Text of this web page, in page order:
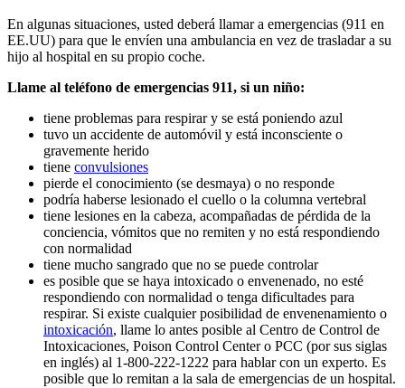
En algunas situaciones, usted deberá llamar a emergencias (911 en
EE.UU) para que le envíen una ambulancia en vez de trasladar a su
hijo al hospital en su propio coche.
Llame al teléfono de emergencias 911, si un niño:
tiene problemas para respirar y se está poniendo azul
tuvo un accidente de automóvil y está inconsciente o
gravemente herido
tiene convulsiones
pierde el conocimiento (se desmaya) o no responde
podría haberse lesionado el cuello o la columna vertebral
tiene lesiones en la cabeza, acompañadas de pérdida de la
conciencia, vómitos que no remiten y no está respondiendo
con normalidad
tiene mucho sangrado que no se puede controlar
es posible que se haya intoxicado o envenenado, no esté
respondiendo con normalidad o tenga dificultades para
respirar. Si existe cualquier posibilidad de envenenamiento o
intoxicación, llame lo antes posible al Centro de Control de
Intoxicaciones, Poison Control Center o PCC (por sus siglas
en inglés) al 1-800-222-1222 para hablar con un experto. Es
posible que lo remitan a la sala de emergencias de un hospital.